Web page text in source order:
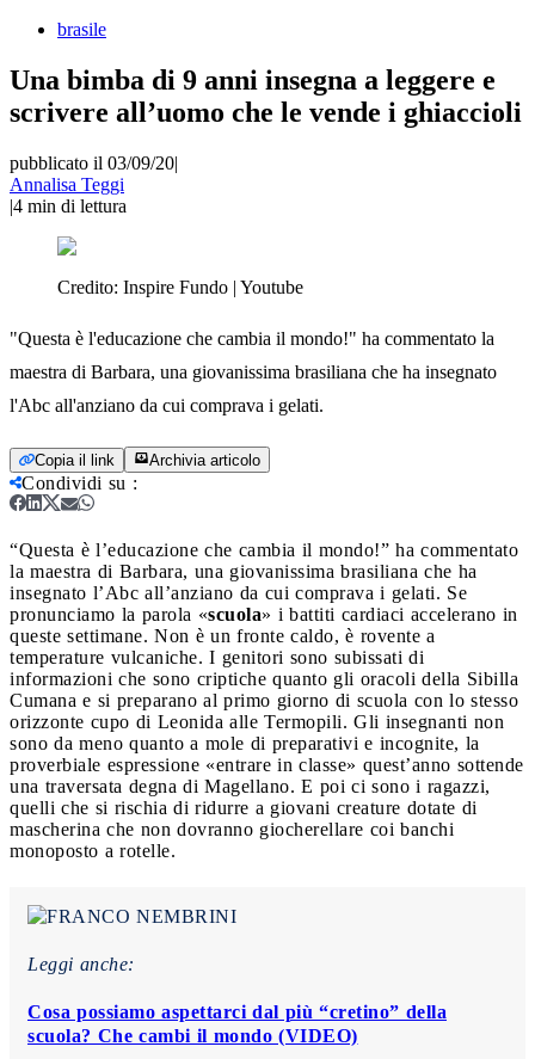
brasile
Una bimba di 9 anni insegna a leggere e
scrivere all’uomo che le vende i ghiaccioli
pubblicato il 03/09/20|
Annalisa Teggi
|4 min di lettura
Credito: Inspire Fundo | Youtube
"Questa è l'educazione che cambia il mondo!" ha commentato la
maestra di Barbara, una giovanissima brasiliana che ha insegnato
l'Abc all'anziano da cui comprava i gelati.
Copia il link Archivia articolo
Condividi su :
“Questa è l’educazione che cambia il mondo!” ha commentato
la maestra di Barbara, una giovanissima brasiliana che ha
insegnato l’Abc all’anziano da cui comprava i gelati. Se
pronunciamo la parola «scuola» i battiti cardiaci accelerano in
queste settimane. Non è un fronte caldo, è rovente a
temperature vulcaniche. I genitori sono subissati di
informazioni che sono criptiche quanto gli oracoli della Sibilla
Cumana e si preparano al primo giorno di scuola con lo stesso
orizzonte cupo di Leonida alle Termopili. Gli insegnanti non
sono da meno quanto a mole di preparativi e incognite, la
proverbiale espressione «entrare in classe» quest’anno sottende
una traversata degna di Magellano. E poi ci sono i ragazzi,
quelli che si rischia di ridurre a giovani creature dotate di
mascherina che non dovranno giocherellare coi banchi
monoposto a rotelle.
Leggi anche:
Cosa possiamo aspettarci dal più “cretino” della
scuola? Che cambi il mondo (VIDEO)